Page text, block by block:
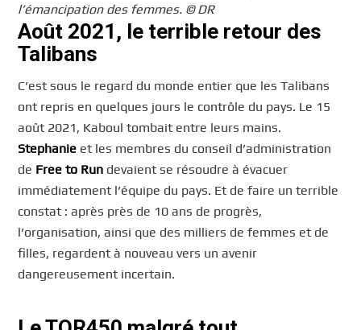
l’émancipation des femmes. © DR
Août 2021, le terrible retour des
Talibans
C’est sous le regard du monde entier que les Talibans
ont repris en quelques jours le contrôle du pays. Le 15
août 2021, Kaboul tombait entre leurs mains.
Stephanie et les membres du conseil d’administration
de Free to Run devaient se résoudre à évacuer
immédiatement l’équipe du pays. Et de faire un terrible
constat : après près de 10 ans de progrès,
l’organisation, ainsi que des milliers de femmes et de
filles, regardent à nouveau vers un avenir
dangereusement incertain.